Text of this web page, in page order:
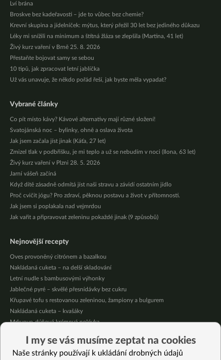
Lví brána
Broskve bez kadeřavosti – jde to vůbec bez chemie?
Krevní skupina a jídelníček: mýtus, který přežil 30 let bez jediného důkazu
Léky mi snížili na minimum a štítná žláza se zlepšila (Martina, 41 let)
Živý kurz vaření v Brně 25. 8. 2026
Přestaňte bojovat samy se sebou
10 tipů, jak zpracovat letní jablíčka
Už vás unavuje, že někdo pořád řeší, jak byste měla vypadat?
Vybrané články
Co pít místo kávy? Kávové alternativy mají různé složení!
Svatojánská noc – bylinky, ohně a oslava života
Jak jsem začala jíst jinak (Káťa, 27 let)
Zmizel tlak v podbřišku, je mi teplo a už se nebudím v noci (Ilona, 63 let)
Živý kurz vaření v Plzni 28. 5. 2026
Jarní vášeň začíná
Když dítě zásadně odmítá jíst naši stravu a závidí ostatním jídlo
Proč cvičit jógu? Pro zdraví, pěknou postavu a život v přítomnosti.
Jak jsem si poplakala nad vejmrdou
Jak vařit a připravovat zeleninu pokaždé jinak (9 způsobů)
Nejnovější recepty
Oves provoněný citrónem a bazalkou
Nakládaná cuketa – na delší skladování
Letní nudle s bambusovými výhonky
Jablečné pyré – skvělé přesnídávky bez cukru
Křupavé tofu s restovanou zeleninou, žampiony a bulgurem
Nakládaná cuketa – kvašáky
Mrkvovo-dýňová krémová polévka
Osvěžující čaj s citronovými bylinkami
Nepečený jablečný dort s rybízem
I my se vás musíme zeptat na cookies
Naše stránky používají k ukládání drobných údajů